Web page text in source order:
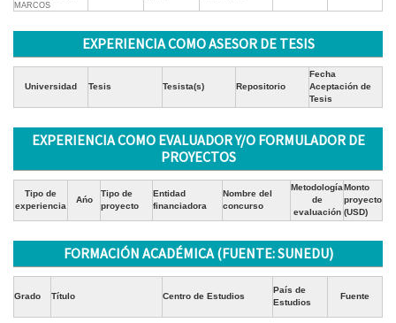
MARCOS
EXPERIENCIA COMO ASESOR DE TESIS
Universidad Tesis Tesista(s) Repositorio
Fecha
Aceptación de
Tesis
EXPERIENCIA COMO EVALUADOR Y/O FORMULADOR DE
PROYECTOS
Tipo de
experiencia
Ańo
Tipo de
proyecto
Entidad
financiadora
Nombre del
concurso
Metodología
de
evaluación
Monto
proyecto
(USD)
FORMACIÓN ACADÉMICA (FUENTE: SUNEDU)
Grado Título Centro de Estudios
País de
Estudios
Fuente